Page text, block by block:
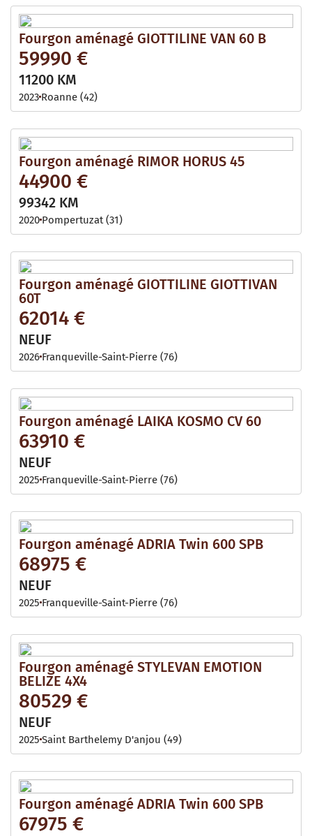
Fourgon aménagé GIOTTILINE VAN 60 B
59990 €
11200 KM
2023 Roanne (42)
Fourgon aménagé RIMOR HORUS 45
44900 €
99342 KM
2020 Pompertuzat (31)
Fourgon aménagé GIOTTILINE GIOTTIVAN
60T
62014 €
NEUF
2026 Franqueville-Saint-Pierre (76)
Fourgon aménagé LAIKA KOSMO CV 60
63910 €
NEUF
2025 Franqueville-Saint-Pierre (76)
Fourgon aménagé ADRIA Twin 600 SPB
68975 €
NEUF
2025 Franqueville-Saint-Pierre (76)
Fourgon aménagé STYLEVAN EMOTION
BELIZE 4X4
80529 €
NEUF
2025 Saint Barthelemy D'anjou (49)
Fourgon aménagé ADRIA Twin 600 SPB
67975 €